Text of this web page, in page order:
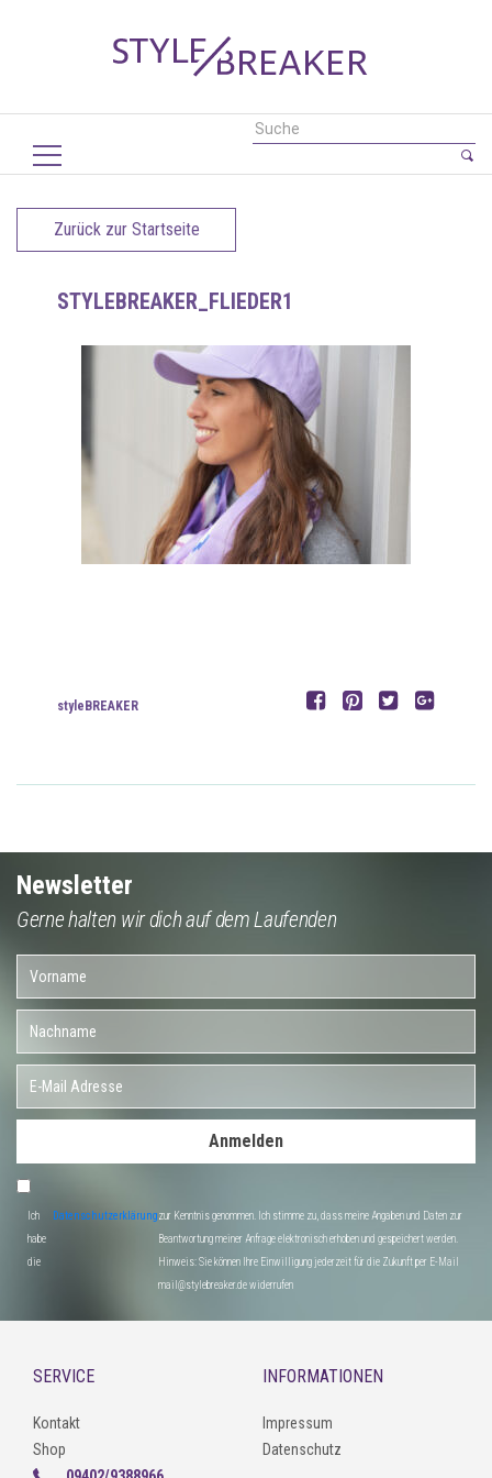
Zurück zur Startseite
STYLEBREAKER_FLIEDER1
styleBREAKER
Newsletter
Gerne halten wir dich auf dem Laufenden
Anmelden
Ich
habe
die
Datenschutzerklärungzur Kenntnis genommen. Ich stimme zu, dass meine Angaben und Daten zur
Beantwortung meiner Anfrage elektronisch erhoben und gespeichert werden.
Hinweis: Sie können Ihre Einwilligung jederzeit für die Zukunft per E-Mail
mail@stylebreaker.de widerrufen
SERVICE
Kontakt
Shop
INFORMATIONEN
Impressum
Datenschutz